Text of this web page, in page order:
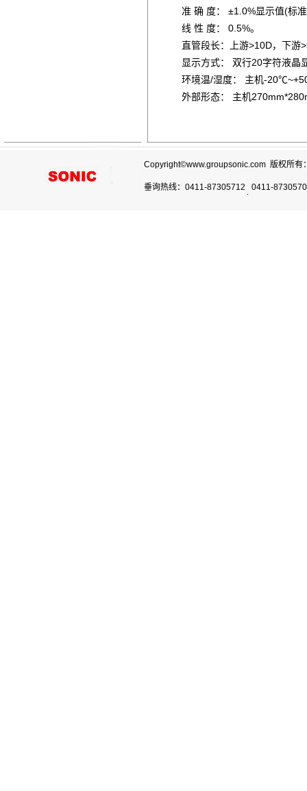
准 确 度： ±1.0%显示值(标
线 性 度： 0.5%。
直管段长：上游>10D，下游
显示方式： 双行20字符液晶
环境温/湿度： 主机-
外部形态： 主机
Copyright©www.groupsonic.com 版权所有
垂询热线：0411-87305712 0411-